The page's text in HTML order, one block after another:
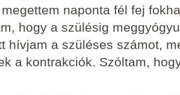
naponta fél fej
hogy a szülésig
hívjam a szüléses számot,
a kontrakciók. Szóltam,